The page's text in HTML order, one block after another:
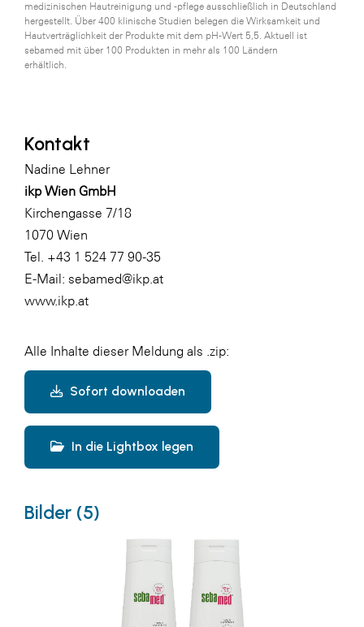
medizinischen Hautreinigung und -pflege ausschließlich in Deutschland
hergestellt. Über 400 klinische Studien belegen die Wirksamkeit und
Hautverträglichkeit der Produkte mit dem pH-Wert 5,5. Aktuell ist
sebamed mit über 100 Produkten in mehr als 100 Ländern
erhältlich.
Kontakt
Nadine Lehner
ikp Wien GmbH
Kirchengasse 7/18
1070 Wien
Tel. +43 1 524 77 90-35
E-Mail: sebamed@ikp.at
www.ikp.at
Alle Inhalte dieser Meldung als .zip:
Sofort downloaden
In die Lightbox legen
Bilder (5)